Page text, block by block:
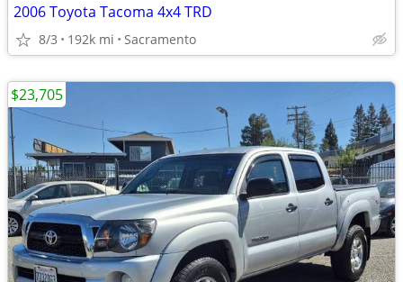
2006 Toyota Tacoma 4x4 TRD
8/3 192k mi Sacramento
$23,705